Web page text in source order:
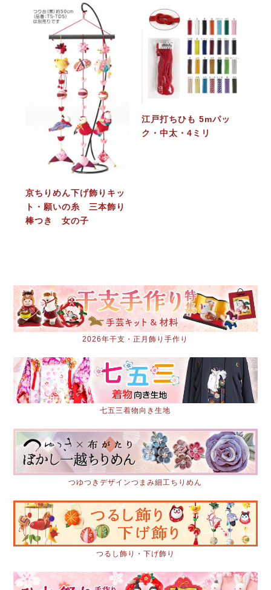
京ちりめん下げ飾りキッ
ト・願いの糸 三本飾り
棒つき 女の子
江戸打ちひも 5mパッ
ク・中太・4ミリ
2026年干支・正月飾り手作り
七五三着物向き生地
つゆつきデザインつまみ細工ちりめん
つるし飾り・下げ飾り